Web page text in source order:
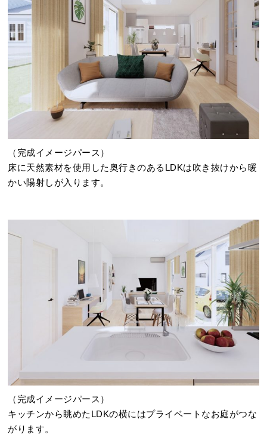
（完成イメージパース）
床に天然素材を使用した奥行きのあるLDKは吹き抜けから暖
かい陽射しが入ります。
（完成イメージパース）
キッチンから眺めたLDKの横にはプライベートなお庭がつな
がります。